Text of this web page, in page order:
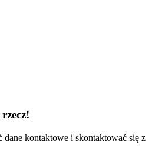
dane kontaktowe i skontaktować się z